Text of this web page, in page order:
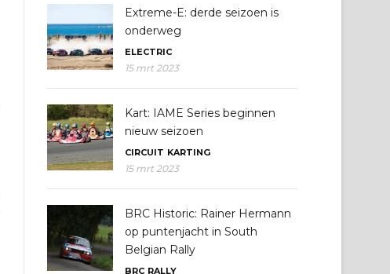
Extreme-E: derde seizoen is
onderweg
ELECTRIC
15 mrt 2023
Kart: IAME Series beginnen
nieuw seizoen
CIRCUIT KARTING
15 mrt 2023
BRC Historic: Rainer Hermann
op puntenjacht in South
Belgian Rally
BRC RALLY